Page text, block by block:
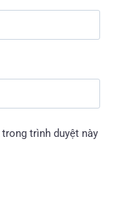
trình duyệt này